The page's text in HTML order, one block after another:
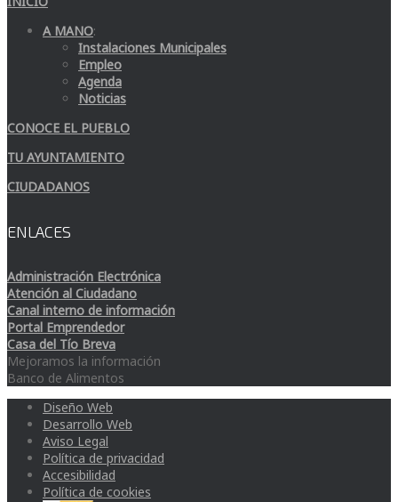
A MANO:
Instalaciones Municipales
Empleo
Agenda
Noticias
CONOCE EL PUEBLO
TU AYUNTAMIENTO
CIUDADANOS
ENLACES
Administración Electrónica
Atención al Ciudadano
Canal interno de información
Portal Emprendedor
Casa del Tío Breva
Mejoramos la información
Banco de Alimentos
Diseño Web
Desarrollo Web
Aviso Legal
Política de privacidad
Accesibilidad
Política de cookies